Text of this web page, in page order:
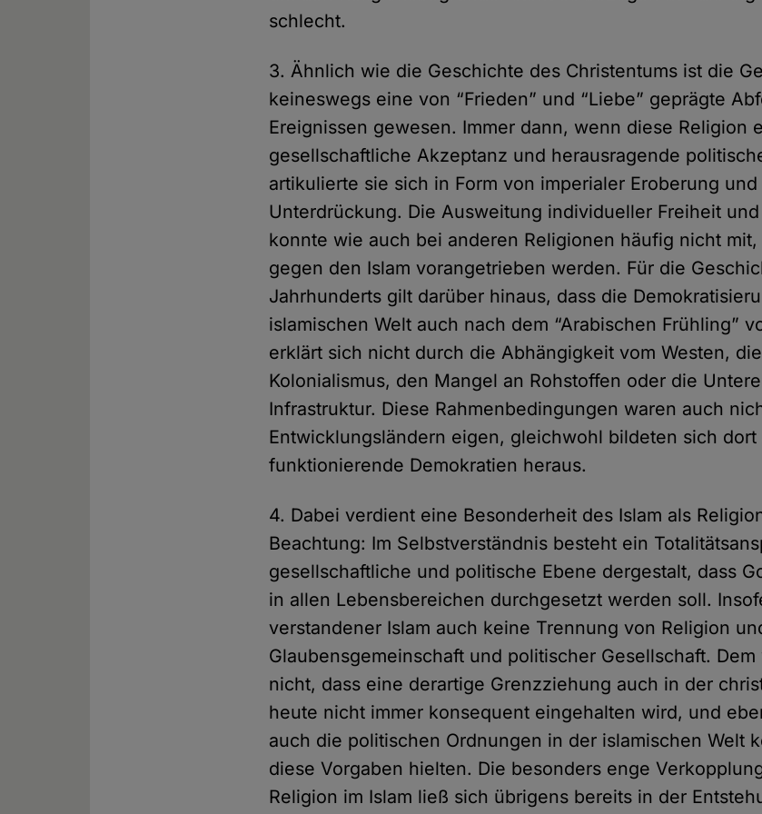
schlecht.
3. Ähnlich wie die Geschichte des Christentums ist die
keineswegs eine von “Frieden” und “Liebe” geprägte
Ereignissen gewesen. Immer dann, wenn diese Religion
gesellschaftliche Akzeptanz und herausragende
artikulierte sie sich in Form von imperialer Eroberung
Unterdrückung. Die Ausweitung individueller Freiheit
konnte wie auch bei anderen Religionen häufig nicht
gegen den Islam vorangetrieben werden. Für die
Jahrhunderts gilt darüber hinaus, dass die
islamischen Welt auch nach dem “Arabischen Frühling”
erklärt sich nicht durch die Abhängigkeit vom Westen,
Kolonialismus, den Mangel an Rohstoffen oder die
Infrastruktur. Diese Rahmenbedingungen waren auch
Entwicklungsländern eigen, gleichwohl bildeten sich dort
funktionierende Demokratien heraus.
4. Dabei verdient eine Besonderheit des Islam als
Beachtung: Im Selbstverständnis besteht ein
gesellschaftliche und politische Ebene dergestalt, dass
in allen Lebensbereichen durchgesetzt werden soll.
verstandener Islam auch keine Trennung von Religion
Glaubensgemeinschaft und politischer Gesellschaft.
nicht, dass eine derartige Grenzziehung auch in der
heute nicht immer konsequent eingehalten wird, und
auch die politischen Ordnungen in der islamischen Welt
diese Vorgaben hielten. Die besonders enge
Religion im Islam ließ sich übrigens bereits in der